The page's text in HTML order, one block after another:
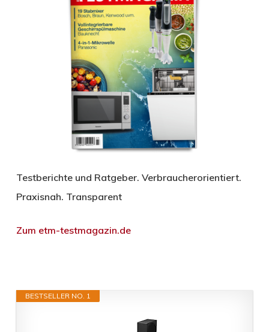
Testberichte und Ratgeber. Verbraucherorientiert.
Praxisnah. Transparent
Zum etm-testmagazin.de
BESTSELLER NO. 1